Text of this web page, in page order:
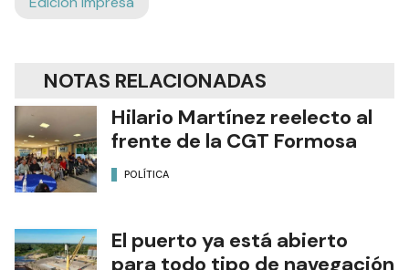
NOTAS RELACIONADAS
Hilario Martínez reelecto al
frente de la CGT Formosa
POLÍTICA
El puerto ya está abierto
para todo tipo de navegación